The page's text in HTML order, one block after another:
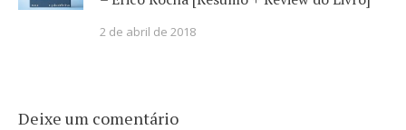
2 de abril de 2018
Deixe um comentário